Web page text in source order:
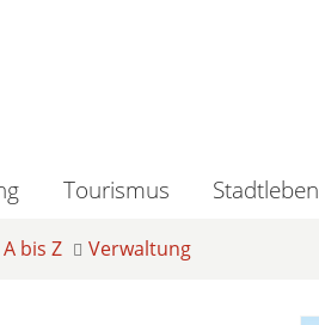
Tourismus Stadtleben
bis Z Verwaltung